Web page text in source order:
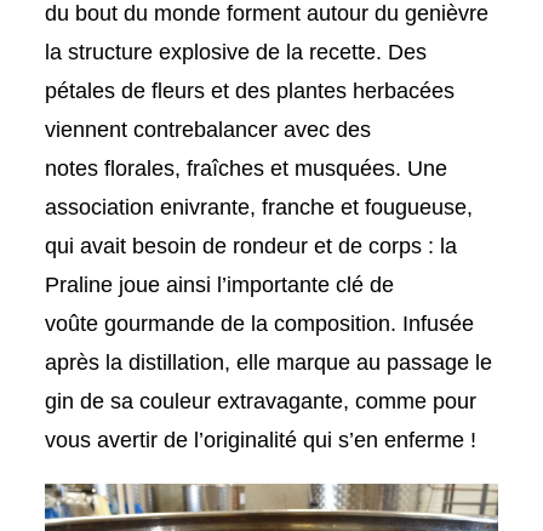
du bout du monde forment autour du genièvre
la structureexplosive de la recette. Des
pétales de fleurs et des plantes herbacées
viennent contrebalancer avec des
notesflorales, fraîches et musquées. Une
association enivrante, franche et fougueuse,
qui avait besoin de rondeur et de corps : la
Praline joue ainsi l’importante clé de
voûtegourmande de la composition. Infusée
après la distillation, elle marque au passage le
gin de sa couleur extravagante, comme pour
vous avertirde l’originalité qui s’en enferme !